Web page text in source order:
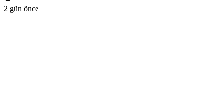
2 gün önce